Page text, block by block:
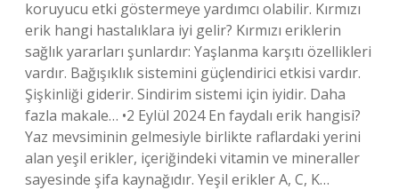
koruyucu etki göstermeye yardımcı olabilir. Kırmızı
erik hangi hastalıklara iyi gelir? Kırmızı eriklerin
sağlık yararları şunlardır: Yaşlanma karşıtı özellikleri
vardır. Bağışıklık sistemini güçlendirici etkisi vardır.
Şişkinliği giderir. Sindirim sistemi için iyidir. Daha
fazla makale… •2 Eylül 2024 En faydalı erik hangisi?
Yaz mevsiminin gelmesiyle birlikte raflardaki yerini
alan yeşil erikler, içeriğindeki vitamin ve mineraller
sayesinde şifa kaynağıdır. Yeşil erikler A, C, K…